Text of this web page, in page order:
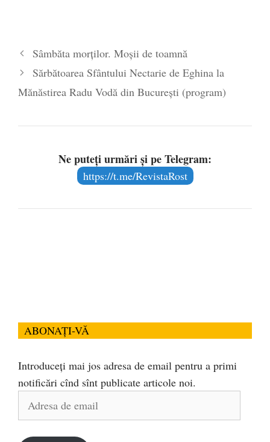
Sâmbăta morților. Moșii de toamnă
Sărbătoarea Sfântului Nectarie de Eghina la
Mănăstirea Radu Vodă din București (program)
Ne puteți urmări și pe Telegram:
https://t.me/RevistaRost
ABONAȚI-VĂ
Introduceți mai jos adresa de email pentru a primi
notificări cînd sînt publicate articole noi.